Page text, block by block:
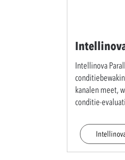
Intellinova
kanalen meet,
conditie-